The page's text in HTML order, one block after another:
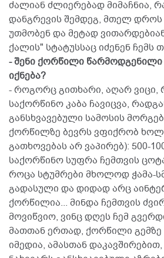
ძალიან ძლიერებად მიმაჩნია,
დანგრევის შემდეგ, მთელ დროს
უთმობენ და მეტად
ქალის" სტატუსსაც იძენენ ჩემს
- შენი ქორწილი
იქნება?
- როგორც გითხარი, აღარ
საქორწინო კაბა ჩავიცვა,
განსხვავებული სამოსის
ქორწილზე ბევრს ვფიქრობ
გათხოვებას არ ვაპირებ): 500-
საქორწინო სუფრა ჩემთვის
როცა სტუმრები მხოლოდ ჭამა-
გადასული და დიდად არც
ქორწილია... მინდა ჩემთვის
მოვიწვიო, ვინც დღეს ჩემ
მათთან ერთად, ქორწილი გემზე
იმედია, ამასთან